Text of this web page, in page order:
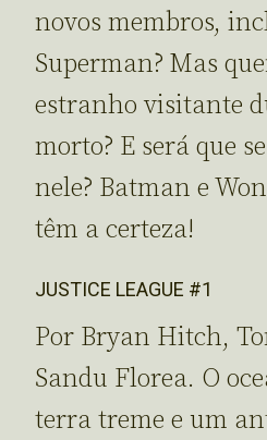
novos membros,
Superman? Mas
estranho visitante
morto? E será que
nele? Batman e
têm a certeza!
JUSTICE LEAGUE #1
Por Bryan Hitch,
Sandu Florea. O
terra treme e um